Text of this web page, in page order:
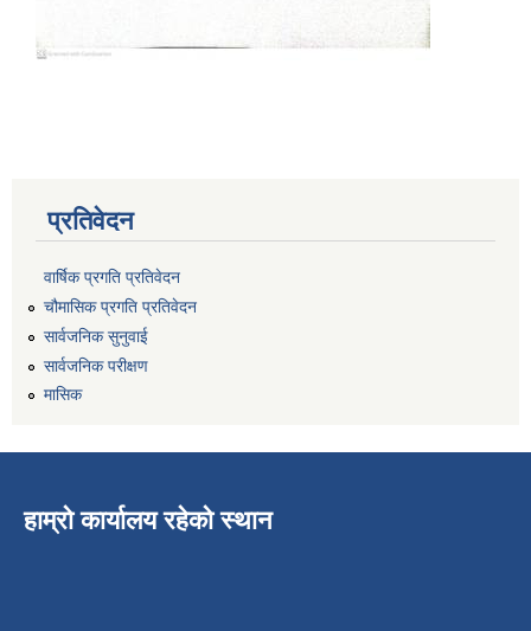
प्रतिवेदन
वार्षिक प्रगति प्रतिवेदन
चौमासिक प्रगति प्रतिवेदन
सार्वजनिक सुनुवाई
सार्वजनिक परीक्षण
मासिक
हाम्रो कार्यालय रहेको स्थान